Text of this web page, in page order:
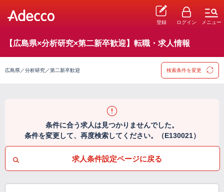
登録 ログイン メニュー
【広島県×分析研究×第二新卒歓迎】転職・求人情報
広島県／分析研究／第二新卒歓迎 検索条件を変更
条件に合う求人は見つかりませんでした。
条件を変更して、再度検索してください。（E130021）
求人条件設定ページに戻る